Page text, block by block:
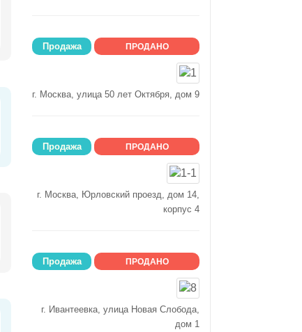
Продажа ПРОДАНО
г. Москва, улица 50 лет Октября, дом 9
Продажа ПРОДАНО
г. Москва, Юрловский проезд, дом 14,
корпус 4
Продажа ПРОДАНО
г. Ивантеевка, улица Новая Слобода,
дом 1